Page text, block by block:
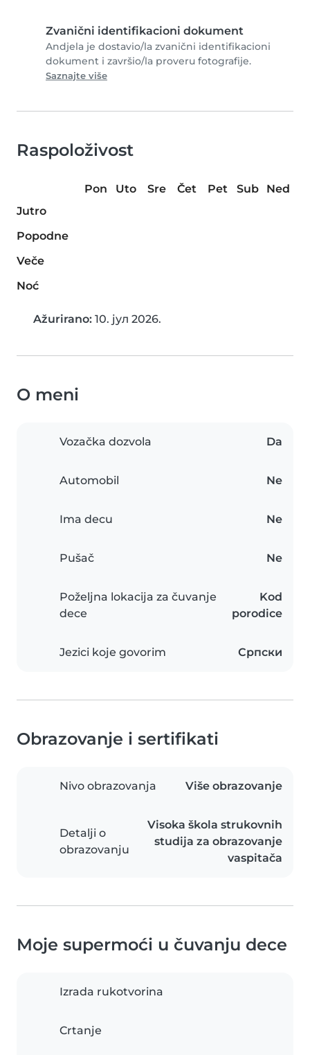
Zvanični identifikacioni dokument
Andjela je dostavio/la zvanični identifikacioni
dokument i završio/la proveru fotografije.
Saznajte više
Raspoloživost
Pon Uto Sre Čet Pet Sub
Ned
Jutro
Popodne
Veče
Noć
Ažurirano: 10. јул 2026.
O meni
Vozačka dozvola Da
Automobil Ne
Ima decu Ne
Pušač Ne
Poželjna lokacija za čuvanje
dece
Kod
porodice
Jezici koje govorim Српски
Obrazovanje i sertifikati
Nivo obrazovanja Više obrazovanje
Detalji o
obrazovanju
Visoka škola strukovnih
studija za obrazovanje
vaspitača
Moje supermoći u čuvanju dece
Izrada rukotvorina
Crtanje